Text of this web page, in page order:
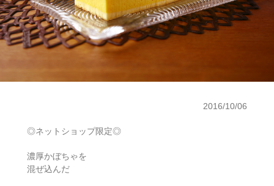
2016/10/06
◎ネットショップ限定◎
濃厚かぼちゃを
混ぜ込んだ